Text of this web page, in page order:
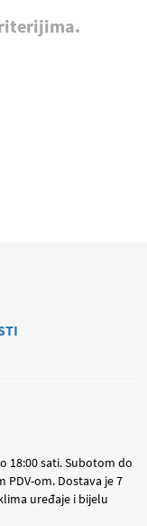
18:00 sati. Subotom do
PDV-om. Dostava je 7
uređaje i bijelu